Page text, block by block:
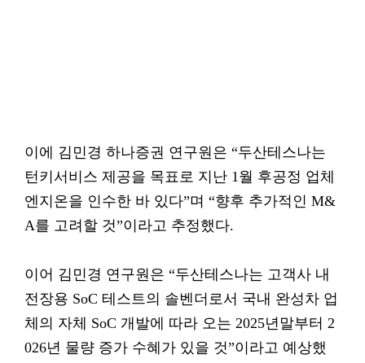
이에 김민경 하나증권 연구원은 “두산테스나는
턴키서비스 제공을 목표로 지난 1월 후공정 업체
엔지온을 인수한 바 있다”며 “향후 추가적인 M&
A를 고려할 것”이라고 추정했다.
이어 김민경 연구원은 “두산테스나는 고객사 내
전장용 SoC 테스트의 솔벤더로서 국내 완성차 업
체의 자체 SoC 개발에 따라 오는 2025년말부터 2
026년 물량 증가 수혜가 있을 것”이라고 예상했